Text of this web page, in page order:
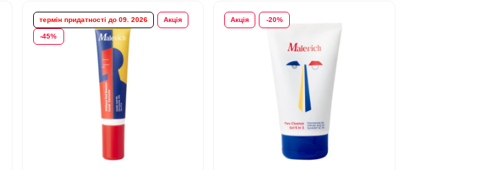
термін придатності до 09. 2026 Акція
-45%
Акція -20%